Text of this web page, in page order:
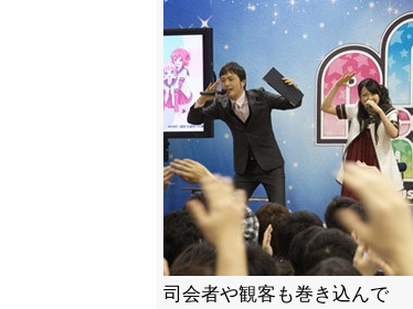
司会者や観客も巻き込んで